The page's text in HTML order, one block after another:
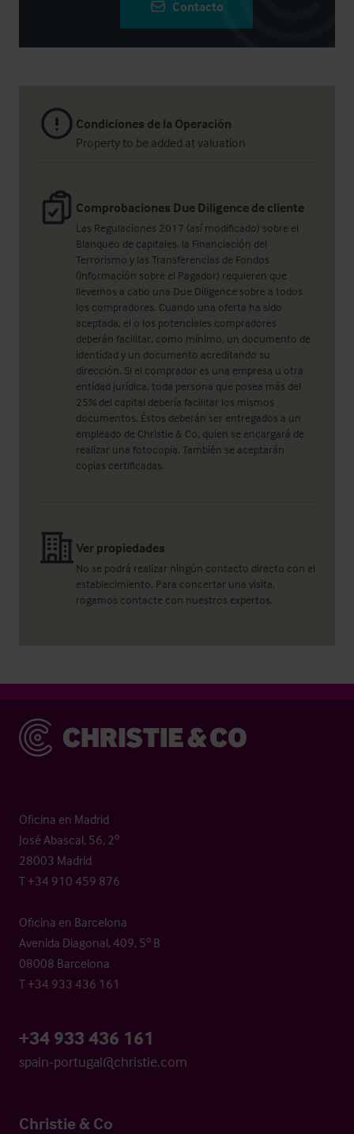
Condiciones de la Operación
Property to be added at valuation
Comprobaciones Due Diligence de cliente
Las Regulaciones 2017 (así modificado) sobre el
Blanqueo de capitales, la Financiación del
Terrorismo y las Transferencias de Fondos
(información sobre el Pagador) requieren que
llevemos a cabo una Due Diligence sobre a todos
los compradores. Cuando una oferta ha sido
aceptada, el o los potenciales compradores
deberán facilitar, como mínimo, un documento de
identidad y un documento acreditando su
dirección. Si el comprador es una empresa u otra
entidad jurídica, toda persona que posea más del
25% del capital debería facilitar los mismos
documentos. Éstos deberán ser entregados a un
empleado de Christie & Co, quien se encargará de
realizar una fotocopia. También se aceptarán
copias certificadas.
Ver propiedades
No se podrá realizar ningún contacto directo con el
establecimiento. Para concertar una visita,
rogamos contacte con nuestros expertos.
Contacto
Christie & Co
Oficina en Madrid
José Abascal, 56, 2º
28003 Madrid
T +34 910 459 876
Oficina en Barcelona
Avenida Diagonal, 409, 5º B
08008 Barcelona
T +34 933 436 161
+34 933 436 161
spain-portugal@christie.com
Christie & Co